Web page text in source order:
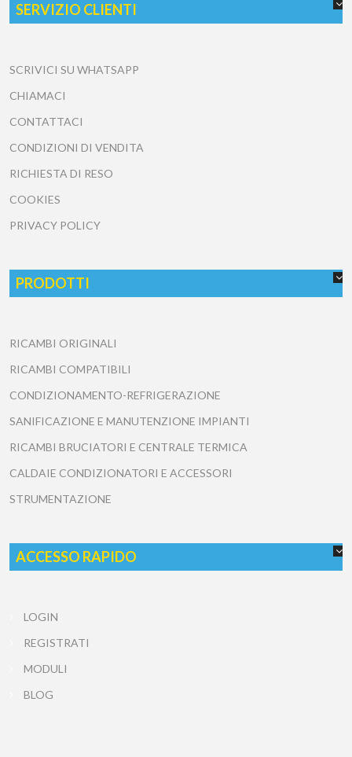
SERVIZIO CLIENTI
SCRIVICI SU WHATSAPP
CHIAMACI
CONTATTACI
CONDIZIONI DI VENDITA
RICHIESTA DI RESO
COOKIES
PRIVACY POLICY
PRODOTTI
RICAMBI ORIGINALI
RICAMBI COMPATIBILI
CONDIZIONAMENTO-REFRIGERAZIONE
SANIFICAZIONE E MANUTENZIONE IMPIANTI
RICAMBI BRUCIATORI E CENTRALE TERMICA
CALDAIE CONDIZIONATORI E ACCESSORI
STRUMENTAZIONE
ACCESSO RAPIDO
LOGIN
REGISTRATI
MODULI
BLOG